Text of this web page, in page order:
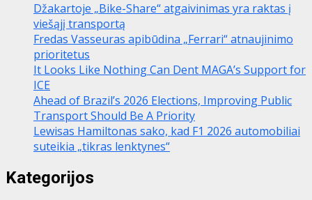
Džakartoje „Bike-Share“ atgaivinimas yra raktas į
viešąjį transportą
Fredas Vasseuras apibūdina „Ferrari“ atnaujinimo
prioritetus
It Looks Like Nothing Can Dent MAGA’s Support for
ICE
Ahead of Brazil’s 2026 Elections, Improving Public
Transport Should Be A Priority
Lewisas Hamiltonas sako, kad F1 2026 automobiliai
suteikia „tikras lenktynes“
Kategorijos